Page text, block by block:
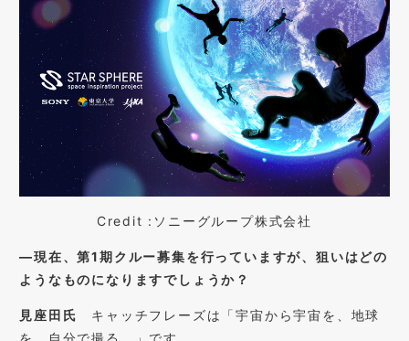
Credit : ソニーグループ株式会社
―現在、第1期クルー募集を行っていますが、狙いはどの
ようなものになりますでしょうか？
見座田氏 キャッチフレーズは「宇宙から宇宙を、地球